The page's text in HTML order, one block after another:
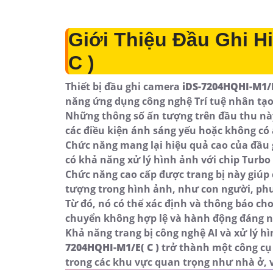
Giới Thiệu Đầu Ghi
C )
Thiết bị đầu ghi camera iDS-7204HQHI-M1/
năng ứng dụng công nghệ Trí tuệ nhân
Những thông số ấn tượng trên đầu thu
các điều kiện ánh sáng yếu hoặc không có
Chức năng mang lại hiệu quả cao của
có khả năng xử lý hình ảnh với chip Turbo
Chức năng cao cấp được trang bị này
tượng trong hình ảnh, như con người,
Từ đó, nó có thể xác định và thông báo
chuyển không hợp lệ và hành động đáng
Khả năng trang bị công nghệ AI và xử lý
7204HQHI-M1/E( C ) trở thành một công
trong các khu vực quan trọng như nhà ở,